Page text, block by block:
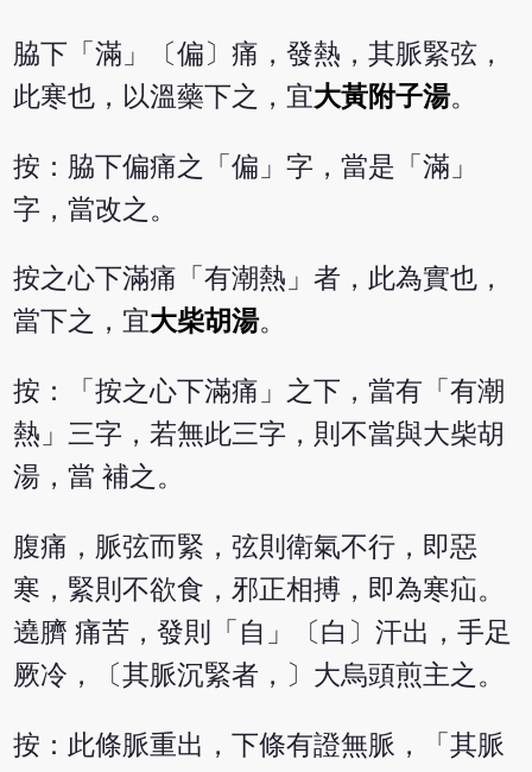
脇下「滿」〔偏〕痛，發熱，其脈緊弦，
此寒也，以溫藥下之，宜大黃附子湯。
按：脇下偏痛之「偏」字，當是「滿」
字，當改之。
按之心下滿痛「有潮熱」者，此為實也，
當下之，宜大柴胡湯。
按：「按之心下滿痛」之下，當有「有潮
熱」三字，若無此三字，則不當與大柴胡
湯，當 補之。
腹痛，脈弦而緊，弦則衛氣不行，即惡
寒，緊則不欲食，邪正相搏，即為寒疝。
遶臍 痛苦，發則「自」〔白〕汗出，手足
厥冷，〔其脈沉緊者，〕大烏頭煎主之。
按：此條脈重出，下條有證無脈，「其脈